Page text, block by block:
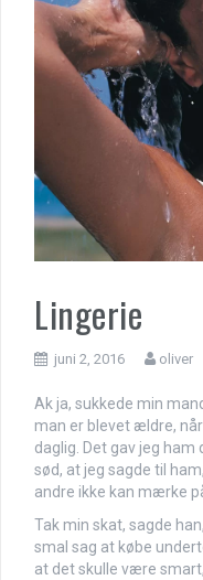
Lingerie
juni 2, 2016 oliver
Ak ja, sukkede min
man er blevet ældre,
daglig. Det gav jeg ham
sød, at jeg sagde til
andre ikke kan mærke
Tak min skat, sagde
smal sag at købe
at det skulle være